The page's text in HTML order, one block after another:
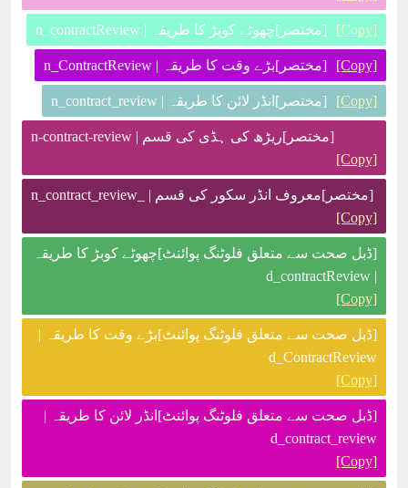
[مختصر]چھوٹے کوبڑ کا طریقہ | n_contractReview [Copy]
[مختصر]بڑے وقت کا طریقہ | n_ContractReview [Copy]
[مختصر]انڈر لائن کا طریقہ | n_contract_review [Copy]
[مختصر]ریڑھ کی ہڈی کی قسم | n-contract-review
[Copy]
[مختصر]معروف انڈر سکور کی قسم | _n_contract_review
[Copy]
[ڈبل صحت سے متعلق فلوٹنگ پوائنٹ]چھوٹے کوبڑ کا طریقہ
| d_contractReview
[Copy]
[ڈبل صحت سے متعلق فلوٹنگ پوائنٹ]بڑے وقت کا طریقہ |
d_ContractReview
[Copy]
[ڈبل صحت سے متعلق فلوٹنگ پوائنٹ]انڈر لائن کا طریقہ |
d_contract_review
[Copy]